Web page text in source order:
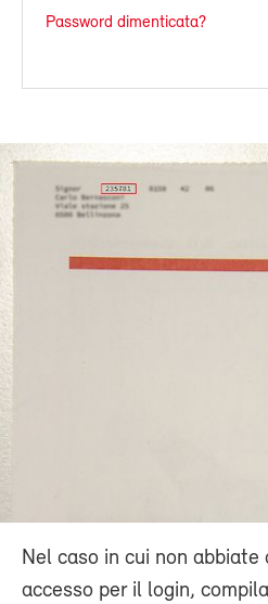
Password dimenticata?
Nel caso in cui non abbiate
accesso per il login,